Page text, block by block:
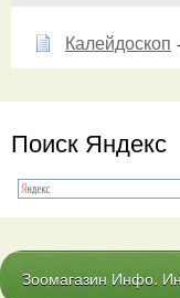
Калейдоскоп
Поиск Яндекс
Зоомагазин Инфо.